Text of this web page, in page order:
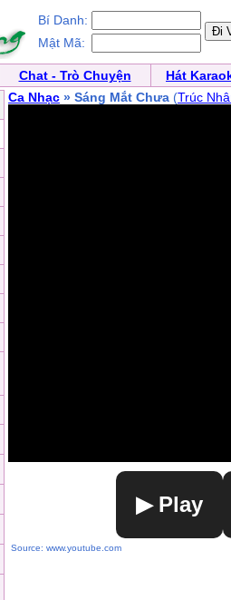
Bí Danh:
Mật Mã:
Chat - Trò Chuyện
Hát
Ca Nhạc » Sáng Mắt Chưa (Trúc
▶ Play
Source: www.youtube.com